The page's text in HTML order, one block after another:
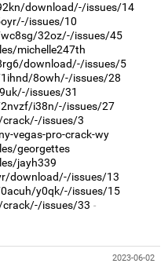
download/-/issues/14
issues/10
32oz/-/issues/45
michelle247th
download/-/issues/5
8owh/-/issues/28
issues/31
i38n/-/issues/27
issues/3
vegas-pro-crack-wy
georgettes
jayh339
download/-/issues/13
y0qk/-/issues/15
issues/33
2023-06-02